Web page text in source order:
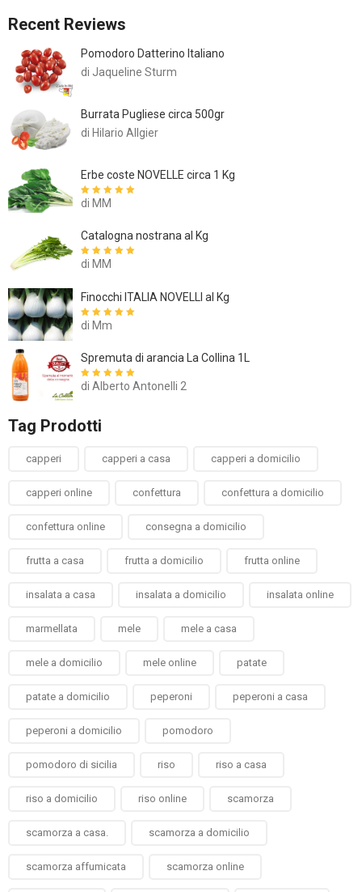
Recent Reviews
Pomodoro Datterino Italiano
di Jaqueline Sturm
Burrata Pugliese circa 500gr
di Hilario Allgier
Erbe coste NOVELLE circa 1 Kg
Valutato
di MM
Catalogna nostrana al Kg
Valutato
di MM
Finocchi ITALIA NOVELLI al Kg
Valutato
di Mm
Spremuta di arancia La Collina 1L
Valutato5su
di Alberto Antonelli 2
Tag Prodotti
capperi capperi a casa capperi a domicilio
capperi online confettura confettura a domicilio
confettura online consegna a domicilio
frutta a casa frutta a domicilio frutta online
insalata a casa insalata a domicilio insalata online
marmellata mele mele a casa
mele a domicilio mele online patate
patate a domicilio peperoni peperoni a casa
peperoni a domicilio pomodoro
pomodoro di sicilia riso riso a casa
riso a domicilio riso online scamorza
scamorza a casa. scamorza a domicilio
scamorza affumicata scamorza online